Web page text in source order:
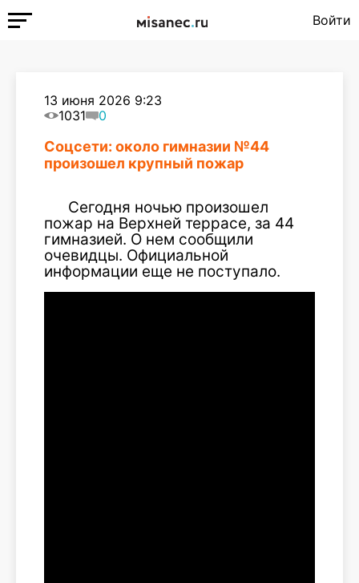
Войти
13 июня 2026 9:23
1031
0
Соцсети: около гимназии №44
произошел крупный пожар
Сегодня ночью произошел
пожар на Верхней террасе, за 44
гимназией. О нем сообщили
очевидцы. Официальной
информации еще не поступало.